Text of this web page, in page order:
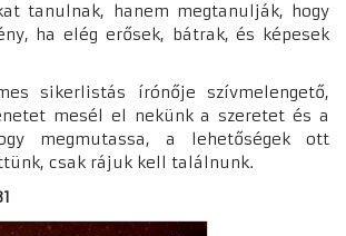
tanulnak, hanem megtanulják, hogy
ha elég erősek, bátrak, és képesek
sikerlistás írónője szívmelengető,
mesél el nekünk a szeretet és a
megmutassa, a lehetőségek ott
csak rájuk kell találnunk.